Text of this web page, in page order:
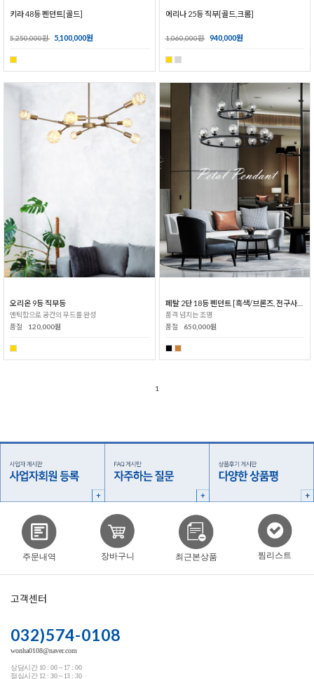
키라 48등 펜던트[골드]
5,250,000원 5,100,000원
에리나 25등 직부[골드,크롬]
1,060,000원 940,000원
오리온 9등 직부등
엔틱함으로 공간의 무드를 완성
품절
120,000원
페탈 2단 18등 펜던트 [흑색/브론즈, 전구사은품]
품격 넘치는 조명
품절
650,000원
1
주문내역 장바구니 최근본상품 찜리스트
고객센터
032)574-0108
wonha0108@naver.com
상담시간 10 : 00 ~ 17 : 00
점심시간 12 : 30 ~ 13 : 30